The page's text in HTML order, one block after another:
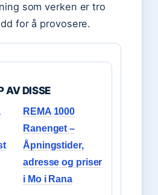
som verken er tro
for å provosere.
AV DISSE
REMA 1000
Ranenget –
Åpningstider,
adresse og priser
i Mo i Rana